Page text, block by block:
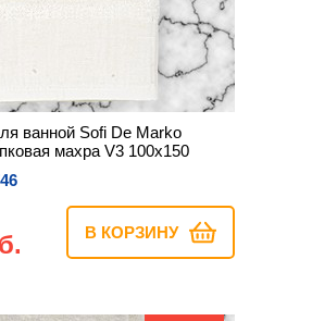
ванной Sofi De Marko
махра V3 100х150
В КОРЗИНУ